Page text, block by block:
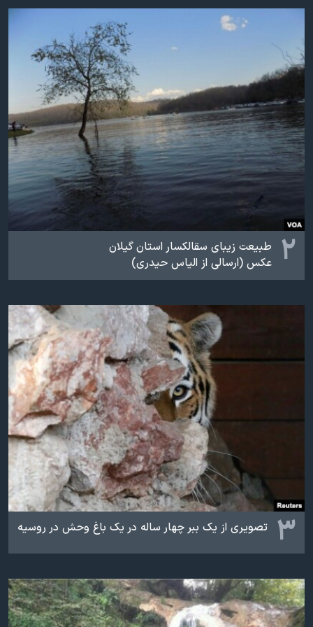
نرگس محمدی برنده جایزه نوبل صلح
همایش محافظه‌کاران آمریکا «سی‌پک»
صفحه‌های ویژه
سفر پرزیدنت ترامپ به چین
۲
طبیعت زیبای سقالکسار استان گیلان
عکس (ارسالی از الیاس حیدری)
۳ تصویری از یک ببر چهار ساله در یک باغ وحش در روسیه